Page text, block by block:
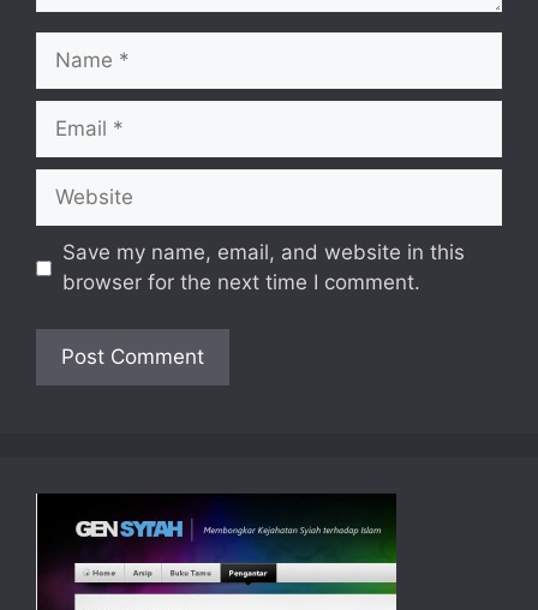
Name
Email
Website
Save my name, email, and website in this
browser for the next time I comment.